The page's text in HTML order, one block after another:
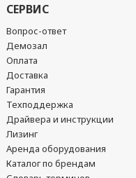
СЕРВИС
Вопрос-ответ
Демозал
Оплата
Доставка
Гарантия
Техподдержка
Драйвера и инструкции
Лизинг
Аренда оборудования
Каталог по брендам